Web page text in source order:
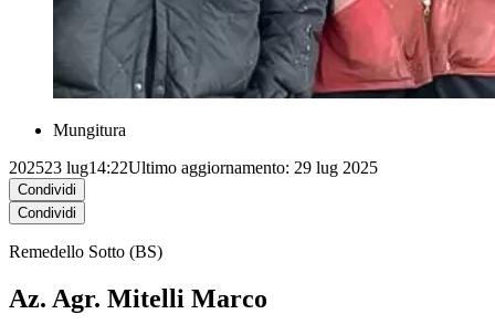
Mungitura
202523 lug14:22Ultimo aggiornamento: 29 lug 2025
Condividi
Condividi
Remedello Sotto (BS)
Az. Agr. Mitelli Marco